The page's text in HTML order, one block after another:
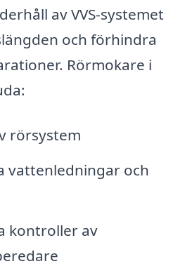
av VVS-systemet
och förhindra
Rörmokare i
rörsystem
vattenledningar och
kontroller av